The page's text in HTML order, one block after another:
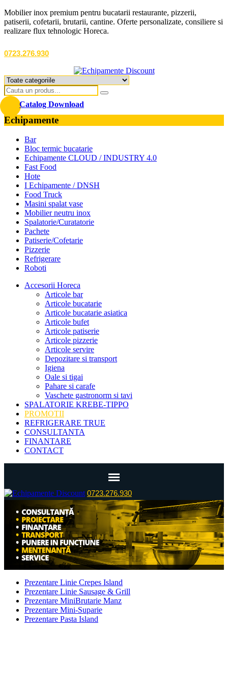
Mobilier inox premium pentru bucatarii restaurante, pizzerii,
patiserii, cofetarii, brutarii, cantine. Oferte personalizate, consiliere si
realizare flux tehnologic Horeca.
0723.276.930
Catalog Download
Echipamente
Bar
Bloc termic bucatarie
Echipamente CLOUD / INDUSTRY 4.0
Fast Food
Hote
I Echipamente / DNSH
Food Truck
Masini spalat vase
Mobilier neutru inox
Spalatorie/Curatatorie
Pachete
Patiserie/Cofetarie
Pizzerie
Refrigerare
Roboti
Accesorii Horeca
Articole bar
Articole bucatarie
Articole bucatarie asiatica
Articole bufet
Articole patiserie
Articole pizzerie
Articole servire
Depozitare si transport
Igiena
Oale si tigai
Pahare si carafe
Vaschete gastronorm si tavi
SPALATORIE KREBE-TIPPO
PROMOTII
REFRIGERARE TRUE
CONSULTANTA
FINANTARE
CONTACT
0723.276.930
Prezentare Linie Crepes Island
Prezentare Linie Sausage & Grill
Prezentare MiniBrutarie Manz
Prezentare Mini-Suparie
Prezentare Pasta Island